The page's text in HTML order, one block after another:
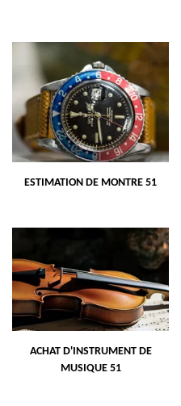
ESTIMATION DE MONTRE 51
ACHAT D'INSTRUMENT DE
MUSIQUE 51